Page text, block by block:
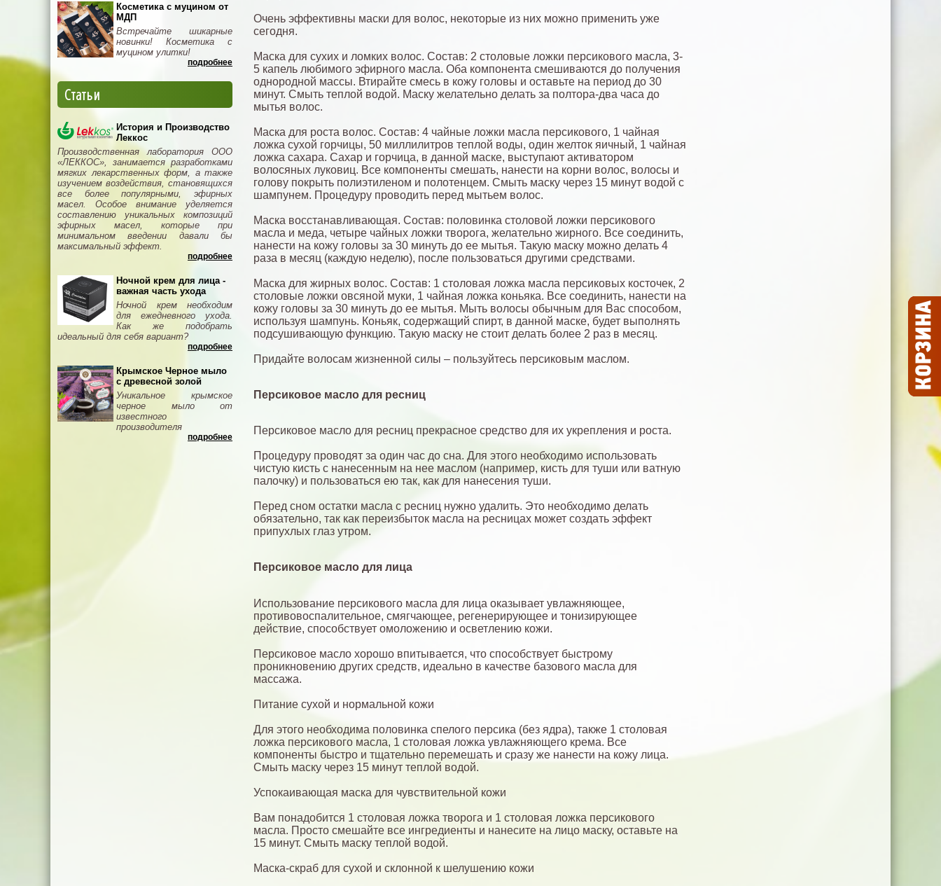
Косметика с муцином от
МДП
Встречайте шикарные
новинки! Косметика с
муцином улитки!
подробнее
Статьи
История и Производство
Леккос
Производственная лаборатория ООО
«ЛЕККОС», занимается разработками
мягких лекарственных форм, а также
изучением воздействия, становящихся
все более популярными, эфирных
масел. Особое внимание уделяется
составлению уникальных композиций
эфирных масел, которые при
минимальном введении давали бы
максимальный эффект.
подробнее
Ночной крем для лица -
важная часть ухода
Ночной крем необходим
для ежедневного ухода.
Как же подобрать
идеальный для себя вариант?
подробнее
Крымское Черное мыло
с древесной золой
Уникальное крымское
черное мыло от
известного
производителя
подробнее
Очень эффективны маски для волос, некоторые из них можно применить уже
сегодня.
Маска для сухих и ломких волос. Состав: 2 столовые ложки персикового масла, 3-
5 капель любимого эфирного масла. Оба компонента смешиваются до получения
однородной массы. Втирайте смесь в кожу головы и оставьте на период до 30
минут. Смыть теплой водой. Маску желательно делать за полтора-два часа до
мытья волос.
Маска для роста волос. Состав: 4 чайные ложки масла персикового, 1 чайная
ложка сухой горчицы, 50 миллилитров теплой воды, один желток яичный, 1 чайная
ложка сахара. Сахар и горчица, в данной маске, выступают активатором
волосяных луковиц. Все компоненты смешать, нанести на корни волос, волосы и
голову покрыть полиэтиленом и полотенцем. Смыть маску через 15 минут водой с
шампунем. Процедуру проводить перед мытьем волос.
Маска восстанавливающая. Состав: половинка столовой ложки персикового
масла и меда, четыре чайных ложки творога, желательно жирного. Все соединить,
нанести на кожу головы за 30 минуть до ее мытья. Такую маску можно делать 4
раза в месяц (каждую неделю), после пользоваться другими средствами.
Маска для жирных волос. Состав: 1 столовая ложка масла персиковых косточек, 2
столовые ложки овсяной муки, 1 чайная ложка коньяка. Все соединить, нанести на
кожу головы за 30 минуть до ее мытья. Мыть волосы обычным для Вас способом,
используя шампунь. Коньяк, содержащий спирт, в данной маске, будет выполнять
подсушивающую функцию. Такую маску не стоит делать более 2 раз в месяц.
Придайте волосам жизненной силы – пользуйтесь персиковым маслом.
Персиковое масло для ресниц
Персиковое масло для ресниц прекрасное средство для их укрепления и роста.
Процедуру проводят за один час до сна. Для этого необходимо использовать
чистую кисть с нанесенным на нее маслом (например, кисть для туши или ватную
палочку) и пользоваться ею так, как для нанесения туши.
Перед сном остатки масла с ресниц нужно удалить. Это необходимо делать
обязательно, так как переизбыток масла на ресницах может создать эффект
припухлых глаз утром.
Персиковое масло для лица
Использование персикового масла для лица оказывает увлажняющее,
противовоспалительное, смягчающее, регенерирующее и тонизирующее
действие, способствует омоложению и осветлению кожи.
Персиковое масло хорошо впитывается, что способствует быстрому
проникновению других средств, идеально в качестве базового масла для
массажа.
Питание сухой и нормальной кожи
Для этого необходима половинка спелого персика (без ядра), также 1 столовая
ложка персикового масла, 1 столовая ложка увлажняющего крема. Все
компоненты быстро и тщательно перемешать и сразу же нанести на кожу лица.
Смыть маску через 15 минут теплой водой.
Успокаивающая маска для чувствительной кожи
Вам понадобится 1 столовая ложка творога и 1 столовая ложка персикового
масла. Просто смешайте все ингредиенты и нанесите на лицо маску, оставьте на
15 минут. Смыть маску теплой водой.
Маска-скраб для сухой и склонной к шелушению кожи